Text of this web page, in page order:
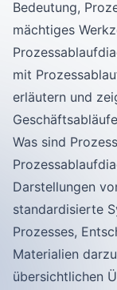
Bedeutung,
mächtiges
mit
erläutern und
Was sind
Darstellungen
standardisierte
Prozesses,
Materialien
übersichtlichen